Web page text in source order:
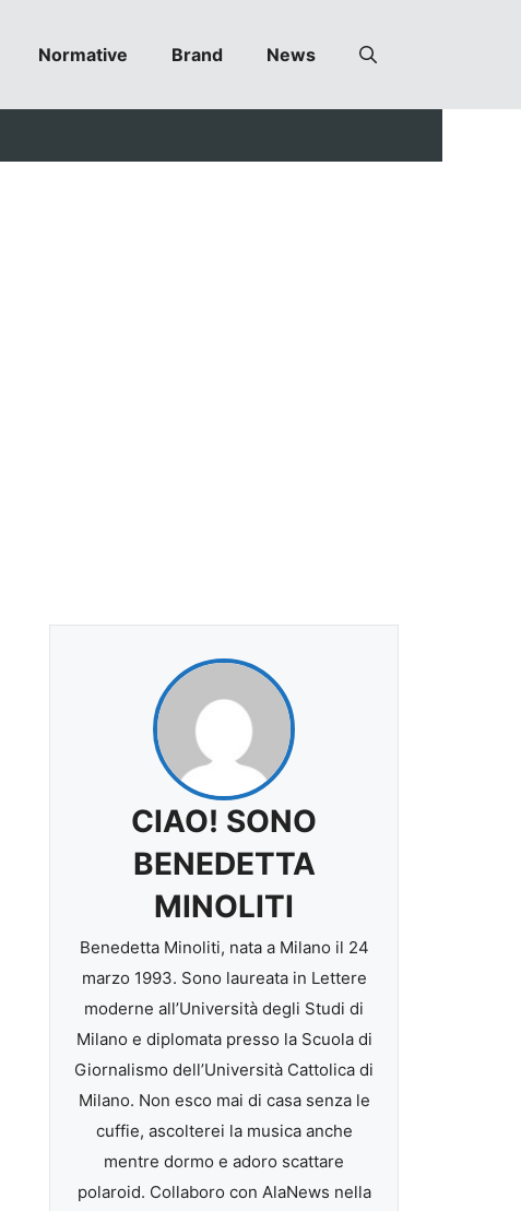
Normative Brand News
CIAO! SONO
BENEDETTA
MINOLITI
Benedetta Minoliti, nata a Milano il 24
marzo 1993. Sono laureata in Lettere
moderne all’Università degli Studi di
Milano e diplomata presso la Scuola di
Giornalismo dell’Università Cattolica di
Milano. Non esco mai di casa senza le
cuffie, ascolterei la musica anche
mentre dormo e adoro scattare
polaroid. Collaboro con AlaNews nella